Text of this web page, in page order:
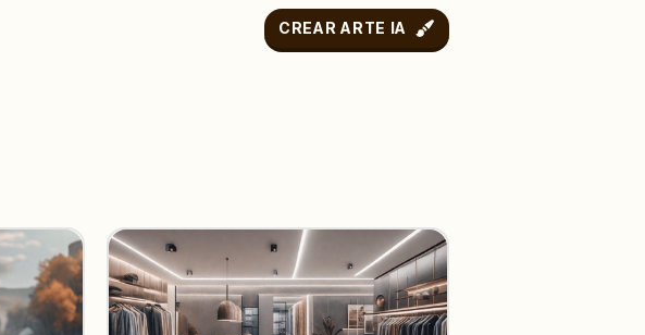
CREAR ARTE IA